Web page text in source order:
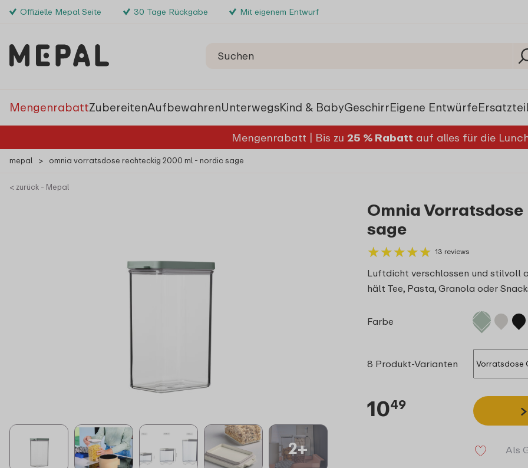
Offizielle Mepal Seite 30 Tage Rückgabe Mit eigenem Entwurf
MengenrabattZubereitenAufbewahrenUnterwegsKind & BabyGeschirrEigene Entwürfe
Mengenrabatt | Bis zu 25 % Rabatt auf alles für die
mepal > omnia vorratsdose rechteckig 2000 ml - nordic sage
< zurück - Mepal
2+
Omnia
sage
★★★★★
★★★★★ 13 reviews
Luftdicht verschlossen und stilvoll
hält Tee, Pasta, Granola oder
Farbe
8 Produkt-Varianten
1049
Als